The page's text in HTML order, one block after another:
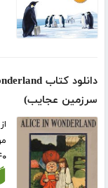
سرزمین عجایب)
۴۰